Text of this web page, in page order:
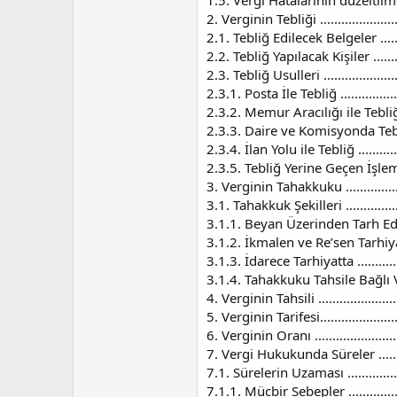
2. Verginin Tebliği
2.1. Tebliğ Edilecek Belgeler
2.2. Tebliğ Yapılacak Kişiler
2.3. Tebliğ Usulleri
2.3.1. Posta İle Tebliğ
2.3.2. Memur Aracılığı ile
2.3.3. Daire ve Komisyonda
2.3.4. İlan Yolu ile Tebliğ
2.3.5. Tebliğ Yerine Geçen
3. Verginin Tahakkuku
3.1. Tahakkuk Şekilleri
3.1.1. Beyan Üzerinden Tarh
3.1.2. İkmalen ve Re’sen
3.1.3. İdarece Tarhiyatta
3.1.4. Tahakkuku Tahsile Bağlı
4. Verginin Tahsili
5. Verginin
6. Verginin Oranı
7. Vergi Hukukunda Süreler
7.1. Sürelerin Uzaması
7.1.1. Mücbir Sebepler